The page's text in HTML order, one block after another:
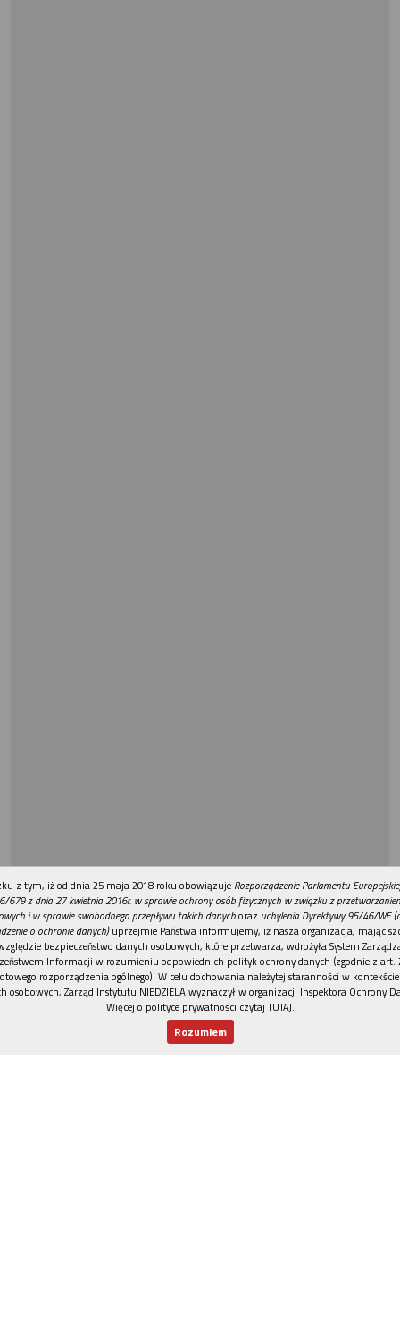
REKLAMA
z tym, iż od dnia 25 maja 2018 roku obowiązuje Rozporządzenie Parlamentu
679 z dnia 27 kwietnia 2016r. w sprawie ochrony osób fizycznych w związku z
i w sprawie swobodnego przepływu takich danychoraz uchylenia Dyrektywy 95/46/WE
o ochronie danych)uprzejmie Państwa informujemy, iż nasza organizacja, mając
bezpieczeństwo danych osobowych, które przetwarza, wdrożyła System
Informacji w rozumieniu odpowiednich polityk ochrony danych (zgodnie z art.
rozporządzenia ogólnego). W celu dochowania należytej staranności w
osobowych, Zarząd Instytutu NIEDZIELA wyznaczył w organizacji Inspektora Ochrony
Więcej o polityce prywatności czytaj TUTAJ.
Rozumiem